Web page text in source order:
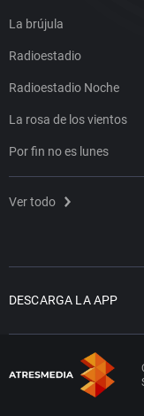
La brújula
Radioestadio
Radioestadio Noche
La rosa de los vientos
Por fin no es lunes
Ver todo
DESCARGA LA APP